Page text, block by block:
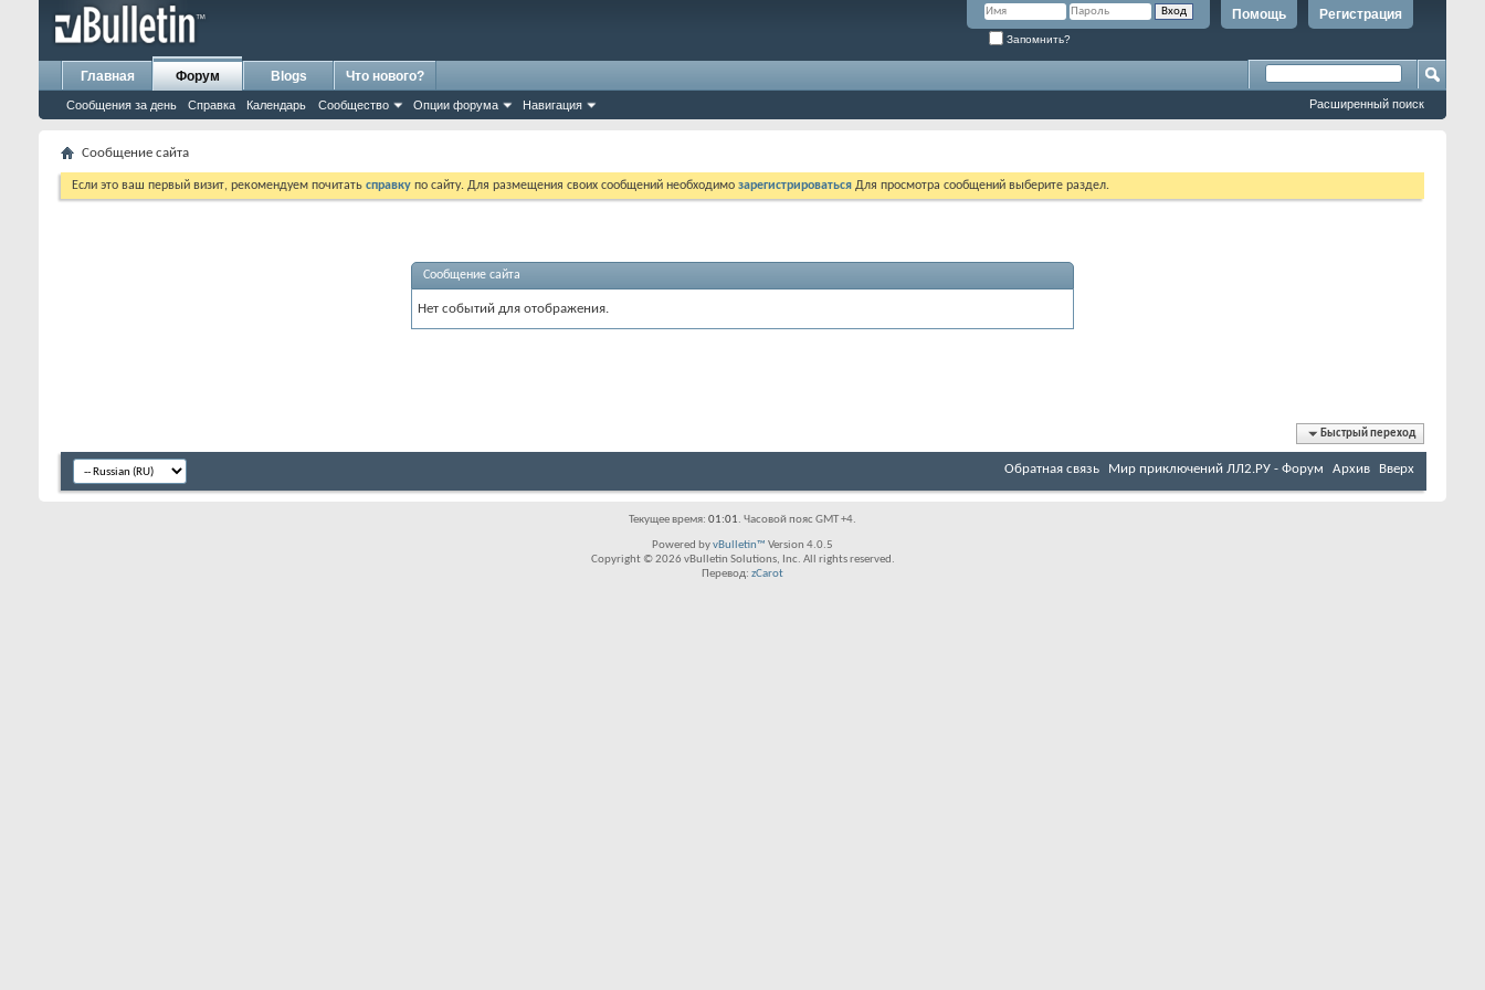
Регистрация
Помощь
Запомнить?
Главная Форум
Сообщения за день Справка Календарь Сообщество Опции форума Навигация
Blogs Что нового?
Расширенный поиск
Сообщение сайта
Если это ваш первый визит, рекомендуем почитать справку по сайту. Для размещения своих сообщений необходимо зарегистрироваться Для просмотра сообщений выберите раздел.
Сообщение сайта
Нет событий для отображения.
Быстрый переход
Обратная связь Мир приключений ЛЛ2.РУ - Форум Архив Вверх
Текущее время: 01:01. Часовой пояс GMT +4.
Powered byvBulletin™ Version 4.0.5
Copyright © 2026 vBulletin Solutions, Inc. All rights reserved.
Перевод: zCarot